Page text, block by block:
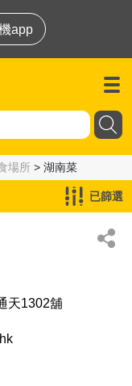
app
場所 > 湖南菜
已篩選
天1302舖